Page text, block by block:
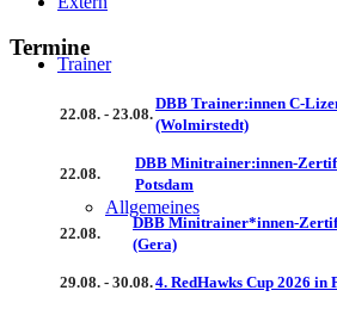
Trainer
Allgemeines
Termine
22.08. - 23.08.
DBB Trainer:innen C-
(Wolmirstedt)
22.08.
DBB Minitrainer:innen-
Potsdam
22.08.
DBB Minitrainer*innen-
(Gera)
29.08. - 30.08.4. RedHawks Cup 2026 in